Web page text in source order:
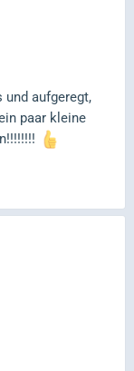
und aufgeregt,
paar kleine